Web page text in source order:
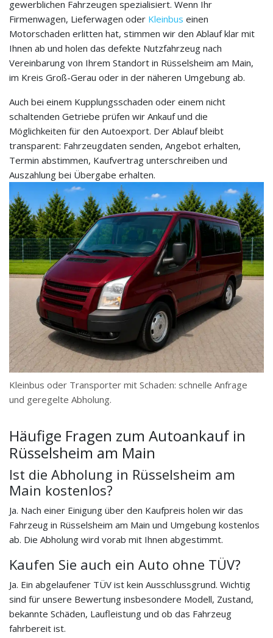
gewerblichen Fahrzeugen spezialisiert. Wenn Ihr
Firmenwagen, Lieferwagen oder Kleinbus einen
Motorschaden erlitten hat, stimmen wir den Ablauf klar mit
Ihnen ab und holen das defekte Nutzfahrzeug nach
Vereinbarung von Ihrem Standort in Rüsselsheim am Main,
im Kreis Groß-Gerau oder in der näheren Umgebung ab.
Auch bei einem Kupplungsschaden oder einem nicht
schaltenden Getriebe prüfen wir Ankauf und die
Möglichkeiten für den Autoexport. Der Ablauf bleibt
transparent: Fahrzeugdaten senden, Angebot erhalten,
Termin abstimmen, Kaufvertrag unterschreiben und
Auszahlung bei Übergabe erhalten.
Kleinbus oder Transporter mit Schaden: schnelle Anfrage
und geregelte Abholung.
Häufige Fragen zum Autoankauf in
Rüsselsheim am Main
Ist die Abholung in Rüsselsheim am
Main kostenlos?
Ja. Nach einer Einigung über den Kaufpreis holen wir das
Fahrzeug in Rüsselsheim am Main und Umgebung kostenlos
ab. Die Abholung wird vorab mit Ihnen abgestimmt.
Kaufen Sie auch ein Auto ohne TÜV?
Ja. Ein abgelaufener TÜV ist kein Ausschlussgrund. Wichtig
sind für unsere Bewertung insbesondere Modell, Zustand,
bekannte Schäden, Laufleistung und ob das Fahrzeug
fahrbereit ist.